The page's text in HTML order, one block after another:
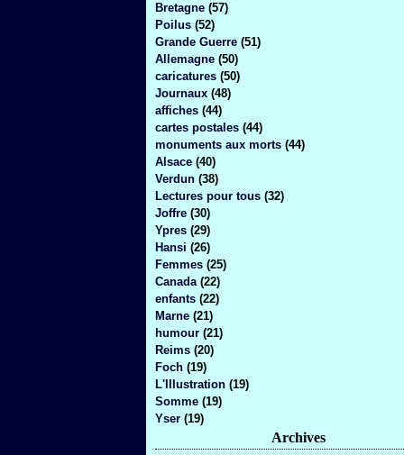
Bretagne (57)
Poilus (52)
Grande Guerre (51)
Allemagne (50)
caricatures (50)
Journaux (48)
affiches (44)
cartes postales (44)
monuments aux morts (44)
Alsace (40)
Verdun (38)
Lectures pour tous (32)
Joffre (30)
Ypres (29)
Hansi (26)
Femmes (25)
Canada (22)
enfants (22)
Marne (21)
humour (21)
Reims (20)
Foch (19)
L'Illustration (19)
Somme (19)
Yser (19)
Archives